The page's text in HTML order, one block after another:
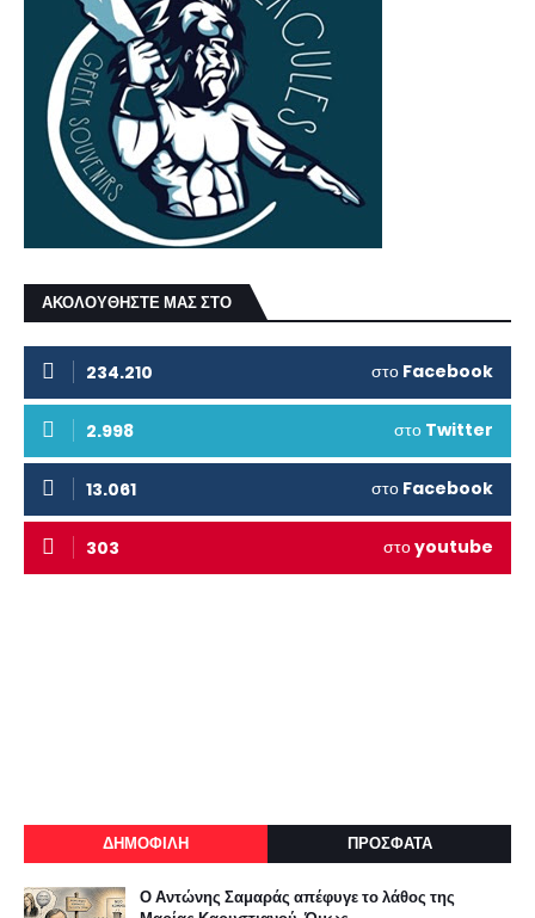
ΑΚΟΛΟΥΘΗΣΤΕ ΜΑΣ ΣΤΟ
234.210 στο Facebook
2.998 στο Twitter
13.061 στο Facebook
303 στοyoutube
ΔΗΜΟΦΙΛΗ ΠΡΟΣΦΑΤΑ
Ο Αντώνης Σαμαράς απέφυγε το λάθος της